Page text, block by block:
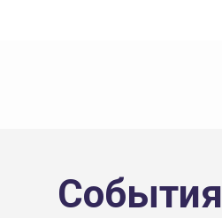
События